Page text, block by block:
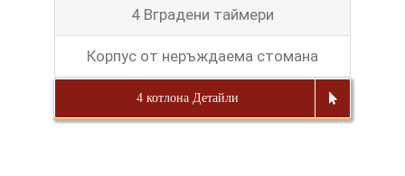
4 Вградени таймери
Корпус от неръждаема стомана
4 котлона Детайли